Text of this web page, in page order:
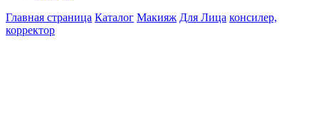
Главная страница Каталог Макияж Для Лица консилер,
корректор